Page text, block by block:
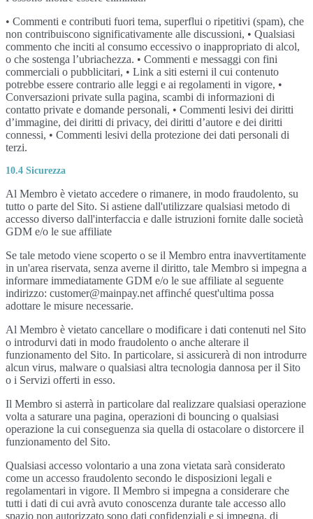
• Commenti e contributi fuori tema, superflui o ripetitivi (spam), che
non contribuiscono significativamente alle discussioni, • Qualsiasi
commento che inciti al consumo eccessivo o inappropriato di alcol,
o che sostenga l’ubriachezza. • Commenti e messaggi con fini
commerciali o pubblicitari, • Link a siti esterni il cui contenuto
potrebbe essere contrario alle leggi e ai regolamenti in vigore, •
Conversazioni private sulla pagina, scambi di informazioni di
contatto private e domande personali, • Commenti lesivi dei diritti
d’immagine, dei diritti di privacy, dei diritti d’autore e dei diritti
connessi, • Commenti lesivi della protezione dei dati personali di
terzi.
10.4 Sicurezza
Al Membro è vietato accedere o rimanere, in modo fraudolento, su
tutto o parte del Sito. Si astiene dall'utilizzare qualsiasi metodo di
accesso diverso dall'interfaccia e dalle istruzioni fornite dalle società
GDM e/o le sue affiliate
Se tale metodo viene scoperto o se il Membro entra inavvertitamente
in un'area riservata, senza averne il diritto, tale Membro si impegna a
informare immediatamente GDM e/o le sue affiliate al seguente
indirizzo: customer@mainpay.net affinché quest'ultima possa
adottare le misure necessarie.
Al Membro è vietato cancellare o modificare i dati contenuti nel Sito
o introdurvi dati in modo fraudolento o anche alterare il
funzionamento del Sito. In particolare, si assicurerà di non introdurre
alcun virus, malware o qualsiasi altra tecnologia dannosa per il Sito
o i Servizi offerti in esso.
Il Membro si asterrà in particolare dal realizzare qualsiasi operazione
volta a saturare una pagina, operazioni di bouncing o qualsiasi
operazione la cui conseguenza sia quella di ostacolare o distorcere il
funzionamento del Sito.
Qualsiasi accesso volontario a una zona vietata sarà considerato
come un accesso fraudolento secondo le disposizioni legali e
regolamentari in vigore. Il Membro si impegna a considerare che
tutti i dati di cui avrà avuto conoscenza durante tale accesso allo
spazio non autorizzato sono dati confidenziali e si impegna, di